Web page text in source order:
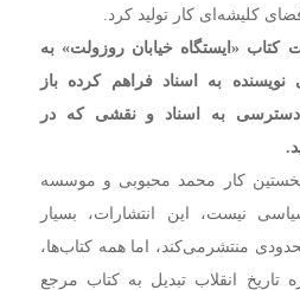
کلیشه‌ای کار تولید کرد.
«ایستگاه خیابان روزولت» به
به اسناد فراهم کرده باز
به اسناد و نقشی که در
نخستین کار محمد محبوبی و موسسه
نیست،‌ این انتشارات،‌ بسیار
منتشرمی‌کند،‌ اما همه کتاب‌ها،‌
تاریخ انقلاب تبدیل به کتاب مرجع